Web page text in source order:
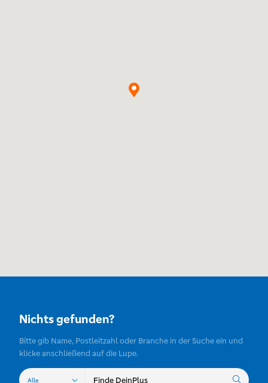
Nichts gefunden?
Bitte gib Name, Postleitzahl oder Branche in der Suche ein und
klicke anschließend auf die Lupe.